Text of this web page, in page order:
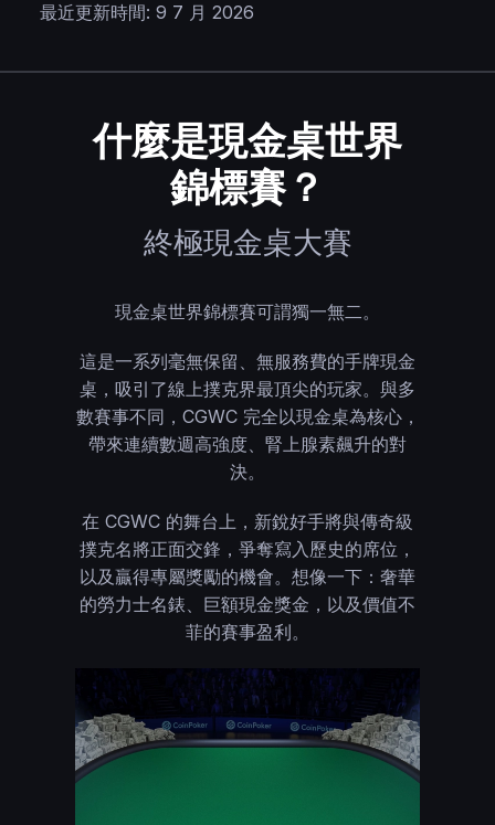
最近更新時間: 9 7 月 2026
什麼是現金桌世界
錦標賽？
終極現金桌大賽
現金桌世界錦標賽可謂獨一無二。
這是一系列毫無保留、無服務費的手牌現金
桌，吸引了線上撲克界最頂尖的玩家。與多
數賽事不同，CGWC 完全以現金桌為核心，
帶來連續數週高強度、腎上腺素飆升的對
決。
在 CGWC 的舞台上，新銳好手將與傳奇級
撲克名將正面交鋒，爭奪寫入歷史的席位，
以及贏得專屬獎勵的機會。想像一下：奢華
的勞力士名錶、巨額現金獎金，以及價值不
菲的賽事盈利。